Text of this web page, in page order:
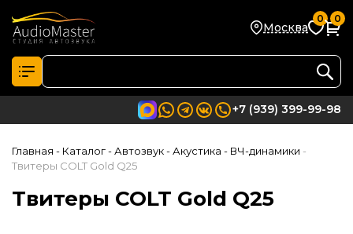
Москва
0 0
+7 (939) 399-99-98
Главная - Каталог- Автозвук- Акустика - ВЧ-динамики -
Твитеры COLT Gold Q25
Твитеры COLT Gold Q25